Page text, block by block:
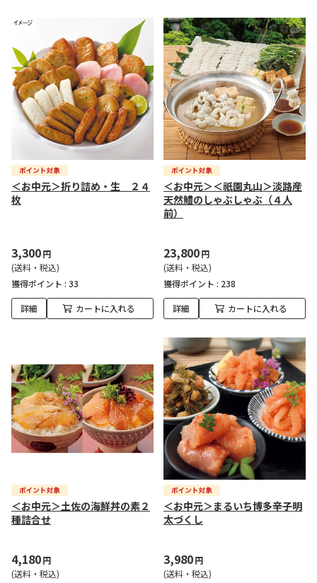
＜お中元＞折り詰め・生 ２４
枚
3,300円
(送料・税込)
獲得ポイント : 33
詳細 カートに入れる
＜お中元＞＜祇園丸山＞淡路産
天然鱧のしゃぶしゃぶ（４人
前）
23,800円
(送料・税込)
獲得ポイント : 238
詳細 カートに入れる
＜お中元＞土佐の海鮮丼の素２
種詰合せ
4,180円
(送料・税込)
＜お中元＞まるいち博多辛子明
太づくし
3,980円
(送料・税込)